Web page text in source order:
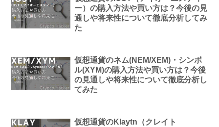
ー）の購入方法や買い方は？今後の見
通しや将来性について徹底分析してみ
た
仮想通貨のネム(NEM/XEM)・シンボ
ル(XYM)の購入方法や買い方は？今後
の見通しや将来性について徹底分析し
てみた
仮想通貨のKlaytn（クレイト